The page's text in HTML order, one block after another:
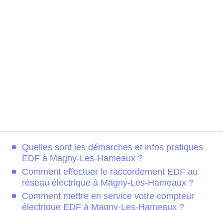
Quelles sont les démarches et infos pratiques
EDF à Magny-Les-Hameaux ?
Comment effectuer le raccordement EDF au
réseau électrique à Magny-Les-Hameaux ?
Comment mettre en service votre compteur
électrique EDF à Magny-Les-Hameaux ?